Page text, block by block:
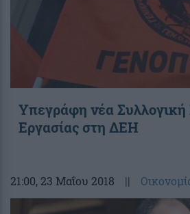
Υπεγράφη νέα
Εργασίας στη ΔΕΗ
21:00, 23 Μαΐου 2018 ||